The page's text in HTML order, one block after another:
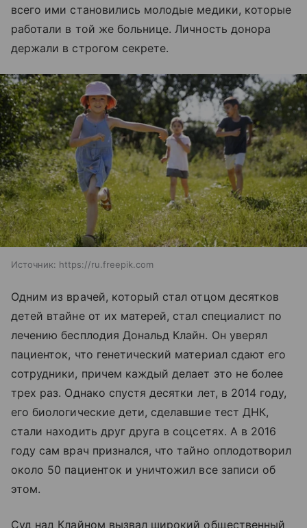
всего ими становились молодые медики, которые
работали в той же больнице. Личность донора
держали в строгом секрете.
Источник: https://ru.freepik.com
Одним из врачей, который стал отцом десятков
детей втайне от их матерей, стал специалист по
лечению бесплодия Дональд Клайн. Он уверял
пациенток, что генетический материал сдают его
сотрудники, причем каждый делает это не более
трех раз. Однако спустя десятки лет, в 2014 году,
его биологические дети, сделавшие тест ДНК,
стали находить друг друга в соцсетях. А в 2016
году сам врач признался, что тайно оплодотворил
около 50 пациенток и уничтожил все записи об
этом.
Суд над Клайном вызвал широкий общественный